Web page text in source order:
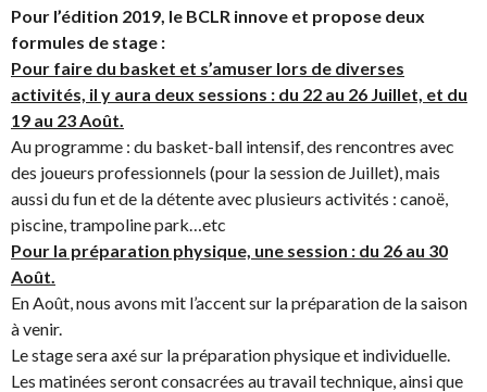
Pour l’édition 2019, le BCLR innove et propose deux
formules de stage :
Pour faire du basket et s’amuser lors de diverses
activités, il y aura deux sessions : du 22 au 26 Juillet, et du
19 au 23 Août.
Au programme : du basket-ball intensif, des rencontres avec
des joueurs professionnels (pour la session de Juillet), mais
aussi du fun et de la détente avec plusieurs activités : canoë,
piscine, trampoline park…etc
Pour la préparation physique, une session : du 26 au 30
Août.
En Août, nous avons mit l’accent sur la préparation de la saison
à venir.
Le stage sera axé sur la préparation physique et individuelle.
Les matinées seront consacrées au travail technique, ainsi que